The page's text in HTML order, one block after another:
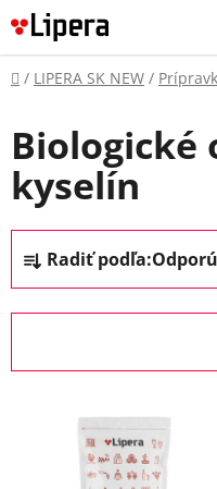
Prejsť
na
obsah
Domov
/ LIPERA SK NEW /
Biologické
kyselín
R
a
d
Radiť podľa: